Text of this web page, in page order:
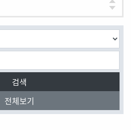
검색
전체보기